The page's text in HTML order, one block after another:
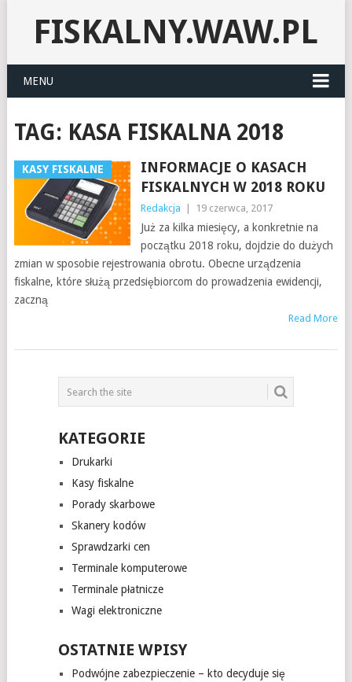
FISKALNY.WAW.PL
MENU
TAG: KASA FISKALNA 2018
KASY FISKALNE
INFORMACJE O KASACH
FISKALNYCH W 2018 ROKU
Redakcja 19 czerwca, 2017
Już za kilka miesięcy, a konkretnie na
początku 2018 roku, dojdzie do dużych
zmian w sposobie rejestrowania obrotu. Obecne urządzenia
fiskalne, które służą przedsiębiorcom do prowadzenia ewidencji,
zaczną
Read More
KATEGORIE
Drukarki
Kasy fiskalne
Porady skarbowe
Skanery kodów
Sprawdzarki cen
Terminale komputerowe
Terminale płatnicze
Wagi elektroniczne
OSTATNIE WPISY
Podwójne zabezpieczenie – kto decyduje się